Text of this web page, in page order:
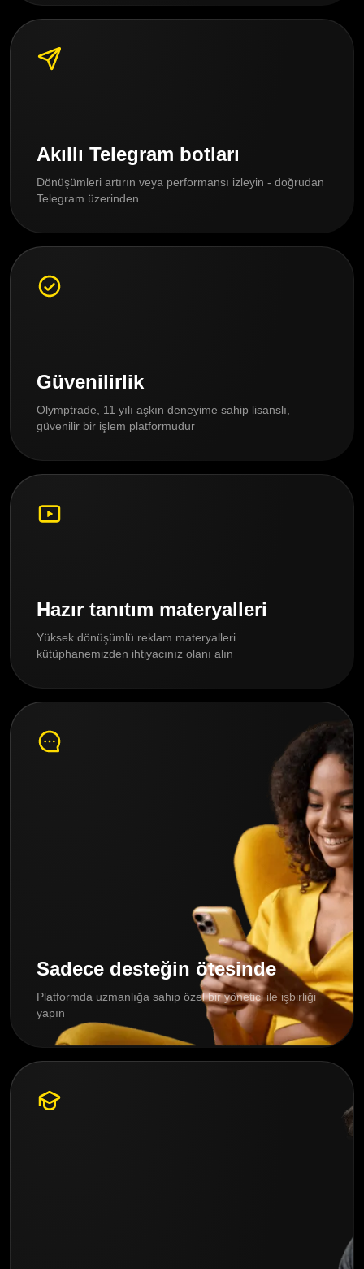
Akıllı Telegram botları
Dönüşümleri artırın veya performansı izleyin - doğrudan
Telegram üzerinden
Güvenilirlik
Olymptrade, 11 yılı aşkın deneyime sahip lisanslı,
güvenilir bir işlem platformudur
Hazır tanıtım materyalleri
Yüksek dönüşümlü reklam materyalleri
kütüphanemizden ihtiyacınız olanı alın
Sadece desteğin ötesinde
Platformda uzmanlığa sahip özel bir yönetici ile işbirliği
yapın